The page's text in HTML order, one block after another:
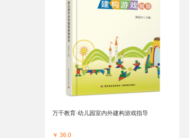
万千教育·幼儿园室内外建构游戏指导
￥ 36.0